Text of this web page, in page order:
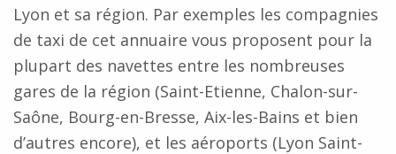
Lyon et sa région. Par exemples les compagnies
de taxi de cet annuaire vous proposent pour la
plupart des navettes entre les nombreuses
gares de la région (Saint-Etienne, Chalon-sur-
Saône, Bourg-en-Bresse, Aix-les-Bains et bien
d’autres encore), et les aéroports (Lyon Saint-